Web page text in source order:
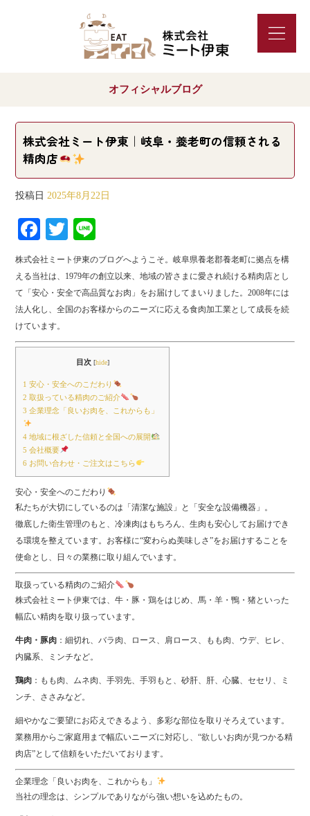
オフィシャルブログ
株式会社ミート伊東｜岐阜・養老町の信頼される
精肉店
投稿日 2025年8月22日
Fa
ce
bo
ok
T
wi
tte
r
ne
株式会社ミート伊東のブログへようこそ。岐阜県養老郡養老町に拠点を構
える当社は、1979年の創立以来、地域の皆さまに愛され続ける精肉店とし
て「安心・安全で高品質なお肉」をお届けしてまいりました。2008年には
法人化し、全国のお客様からのニーズに応える食肉加工業として成長を続
けています。
目次 [hide]
1 安心・安全へのこだわり
2 取扱っている精肉のご紹介
3 企業理念「良いお肉を、これからも」
4 地域に根ざした信頼と全国への展開
5 会社概要
6 お問い合わせ・ご注文はこちら
安心・安全へのこだわり
私たちが大切にしているのは「清潔な施設」と「安全な設備機器」。
徹底した衛生管理のもと、冷凍肉はもちろん、生肉も安心してお届けでき
る環境を整えています。お客様に“変わらぬ美味しさ”をお届けすることを
使命とし、日々の業務に取り組んでいます。
取扱っている精肉のご紹介
株式会社ミート伊東では、牛・豚・鶏をはじめ、馬・羊・鴨・猪といった
幅広い精肉を取り扱っています。
牛肉・豚肉 ：細切れ、バラ肉、ロース、肩ロース、もも肉、ウデ、ヒレ、
内臓系、ミンチなど。
鶏肉 ：もも肉、ムネ肉、手羽先、手羽もと、砂肝、肝、心臓、セセリ、ミ
ンチ、ささみなど。
細やかなご要望にお応えできるよう、多彩な部位を取りそろえています。
業務用からご家庭用まで幅広いニーズに対応し、“欲しいお肉が見つかる精
肉店”として信頼をいただいております。
企業理念「良いお肉を、これからも」
当社の理念は、シンプルでありながら強い想いを込めたもの。